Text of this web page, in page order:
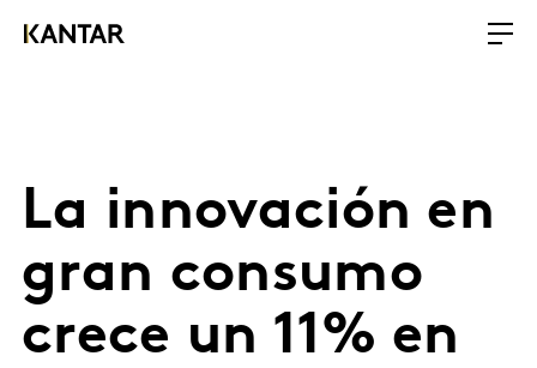
La innovación en
gran consumo
crece un 11% en